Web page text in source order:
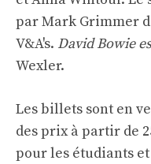
par Mark Grimmer
V&A's. David Bowie
Wexler.
Les billets sont en
des prix à partir de
pour les étudiants